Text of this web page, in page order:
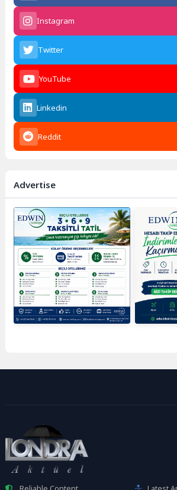
Instagram
Twitter
YouTube
Linkedin
Reddit
Advertise